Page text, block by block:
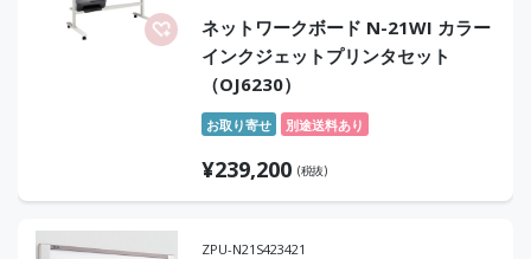
ネットワークボード N-21WI カラー
インクジェットプリンタセット
（OJ6230）
お取り寄せ 別途送料あり
¥239,200 (税抜)
ZPU-N21S423421